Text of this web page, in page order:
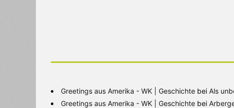
Greetings aus Amerika - WK | Geschichte bei Als
Greetings aus Amerika - WK | Geschichte bei